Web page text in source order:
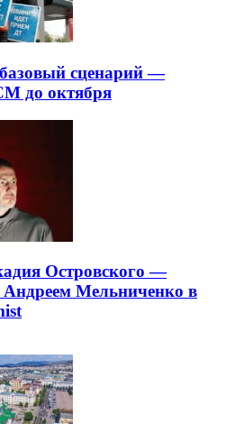
сценарий —
до октября
Островского —
Андреем Мельниченко в